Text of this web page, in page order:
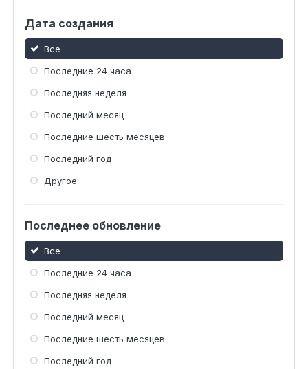
Дата создания
Все
Последние 24 часа
Последняя неделя
Последний месяц
Последние шесть месяцев
Последний год
Другое
Последнее обновление
Все
Последние 24 часа
Последняя неделя
Последний месяц
Последние шесть месяцев
Последний год